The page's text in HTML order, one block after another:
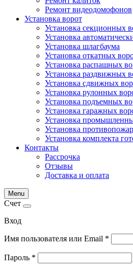
Ремонт видеодомофонов
Установка ворот
Установка секционных
Установка
Установка шлагбаума
Установка откатных
Установка распашных
Установка раздвижных
Установка сдвижных
Установка рулонных
Установка подъемных
Установка гаражных
Установка
Установка
Установка комплекта
Контакты
Рассрочка
Отзывы
Доставка и оплата
Menu
Счет
Вход
Имя пользователя или Email *
Пароль *